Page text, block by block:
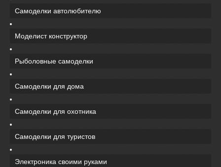
Самоделки автолюбителю
Моделист конструктор
Рыболовные самоделки
Самоделки для дома
Самоделки для охотника
Самоделки для туристов
Электроника своими руками